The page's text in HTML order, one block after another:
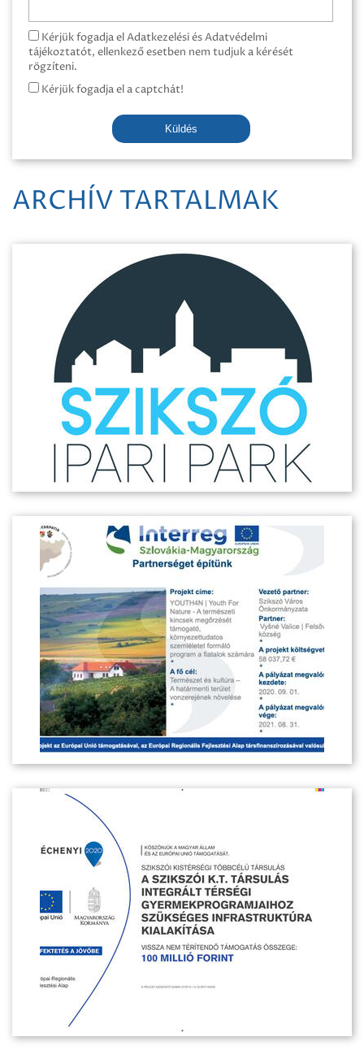
Kérjük fogadja el Adatkezelési és Adatvédelmi
tájékoztatót, ellenkező esetben nem tudjuk a kérését
rögzíteni.
Kérjük fogadja el a captchát!
Küldés
ARCHÍV TARTALMAK